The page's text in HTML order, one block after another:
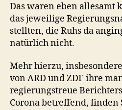
Das waren eben allesamt
das jeweilige
stellten, die Ruhs da
natürlich nicht.
Mehr hierzu,
von ARD und ZDF ihre
regierungstreue
Corona betreffend, finden